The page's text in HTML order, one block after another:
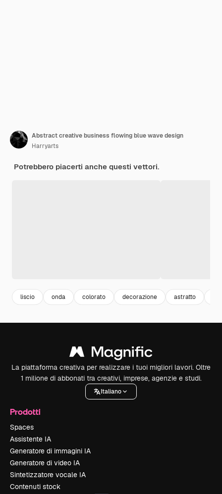
Abstract creative business flowing blue wave design
Harryarts
Potrebbero piacerti anche questi vettori.
liscio onda colorato decorazione astratto
La piattaforma creativa per realizzare i tuoi migliori lavori. Oltre
1 milione di abbonati tra creativi, imprese, agenzie e studi.
Italiano
Prodotti
Spaces
Assistente IA
Generatore di immagini IA
Generatore di video IA
Sintetizzatore vocale IA
Contenuti stock